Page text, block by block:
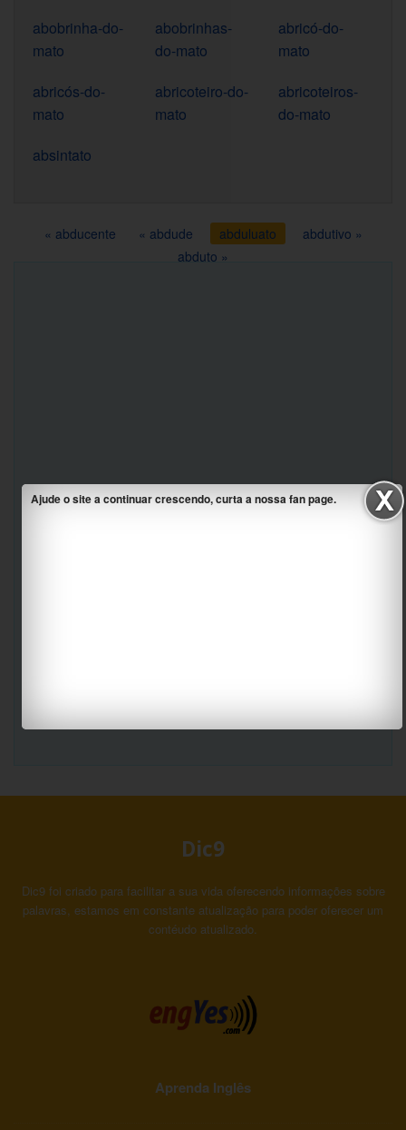
Ajude o site a continuar crescendo, curta a nossa fan page.
abobrinha-do-
mato
abobrinhas-
do-mato
abricó-do-
mato
abricós-do-
mato
abricoteiro-do-
mato
abricoteiros-
do-mato
absintato
« abducente « abdude abduluato
abdutivo »
abduto »
Dic9
Dic9 foi criado para facilitar a sua vida oferecendo informações sobre
palavras, estamos em constante atualização para poder oferecer um
contéudo atualizado.
Aprenda Inglês